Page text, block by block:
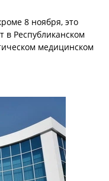
8 ноября, это
Республиканском
медицинском